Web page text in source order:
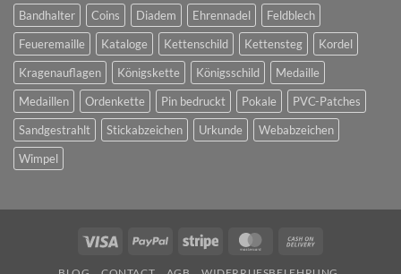
Bandhalter
Coins Diadem Ehrennadel
Feldblech
Feueremaille
Kataloge Kettenschild Kettensteg
Kordel
Kragenauflagen
Königskette Königsschild
Medaille
Medaillen
Ordenkette Pin bedruckt Pokale
PVC-Patches
Sandgestrahlt
Stickabzeichen Urkunde
Webabzeichen
Wimpel
Visa PayPal Stripe MasterCard